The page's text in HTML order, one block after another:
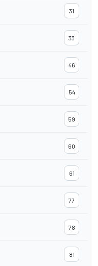
31
33
46
54
59
60
61
77
78
81